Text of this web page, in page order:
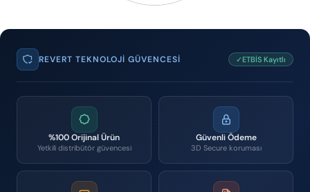
REVERT TEKNOLOJI GÜVENCESI ✓ETBİS Kayıtlı
%100 Orijinal Ürün
Yetkili distribütör güvencesi
Güvenli Ödeme
3D Secure koruması